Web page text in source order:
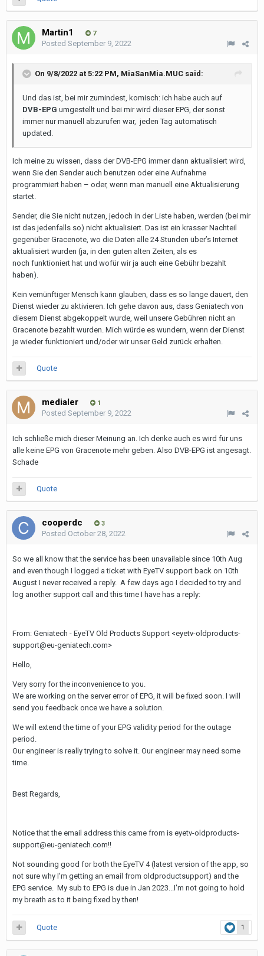
Martin1 7
Posted September 9, 2022
On 9/8/2022 at 5:22 PM, MiaSanMia.MUC said:
Und das ist, bei mir zumindest, komisch: ich habe auch auf
DVB-EPG umgestellt und bei mir wird dieser EPG, der sonst
immer nur manuell abzurufen war, jeden Tag automatisch
updated.
Ich meine zu wissen, dass der DVB-EPG immer dann aktualisiert wird,
wenn Sie den Sender auch benutzen oder eine Aufnahme
programmiert haben – oder, wenn man manuell eine Aktualisierung
startet.
Sender, die Sie nicht nutzen, jedoch in der Liste haben, werden (bei mir
ist das jedenfalls so) nicht aktualisiert. Das ist ein krasser Nachteil
gegenüber Gracenote, wo die Daten alle 24 Stunden über’s Internet
aktualisiert wurden (ja, in den guten alten Zeiten, als es
noch funktioniert hat und wofür wir ja auch eine Gebühr bezahlt
haben).
Kein vernünftiger Mensch kann glauben, dass es so lange dauert, den
Dienst wieder zu aktivieren. Ich gehe davon aus, dass Geniatech von
diesem Dienst abgekoppelt wurde, weil unsere Gebühren nicht an
Gracenote bezahlt wurden. Mich würde es wundern, wenn der Dienst
je wieder funktioniert und/oder wir unser Geld zurück erhalten.
Quote
medialer 1
Posted September 9, 2022
Ich schließe mich dieser Meinung an. Ich denke auch es wird für uns
alle keine EPG von Gracenote mehr geben. Also DVB-EPG ist angesagt.
Schade
Quote
cooperdc 3
Posted October 28, 2022
So we all know that the service has been unavailable since 10th Aug
and even though I logged a ticket with EyeTV support back on 10th
August I never received a reply. A few days ago I decided to try and
log another support call and this time I have has a reply:
From: Geniatech - EyeTV Old Products Support <eyetv-oldproducts-
support@eu-geniatech.com>
Hello,
Very sorry for the inconvenience to you.
We are working on the server error of EPG, it will be fixed soon. I will
send you feedback once we have a solution.
We will extend the time of your EPG validity period for the outage
period.
Our engineer is really trying to solve it. Our engineer may need some
time.
Best Regards,
Notice that the email address this came from is eyetv-oldproducts-
support@eu-geniatech.com!!
Not sounding good for both the EyeTV 4 (latest version of the app, so
not sure why I'm getting an email from oldproductsupport) and the
EPG service. My sub to EPG is due in Jan 2023...I'm not going to hold
my breath as to it being fixed by then!
1
Quote